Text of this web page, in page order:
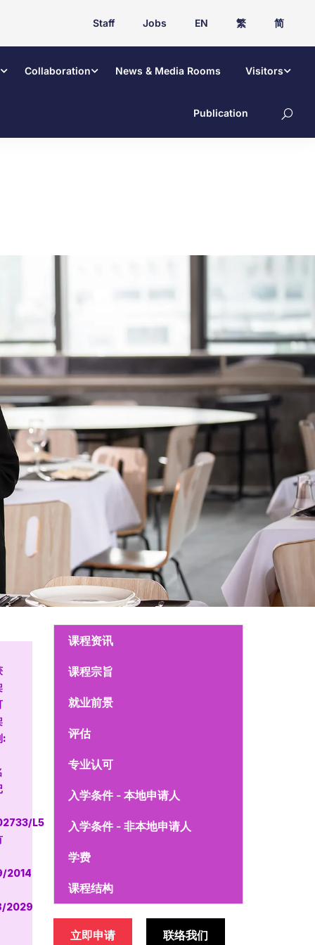
Staff Jobs EN 繁 简
Collaboration News & Media Rooms Visitors
Publication
:
L5
2014
2029
课程资讯
课程宗旨
就业前景
评估
专业认可
入学条件 - 本地申请人
入学条件 - 非本地申请人
学费
课程结构
立即申请 联络我们